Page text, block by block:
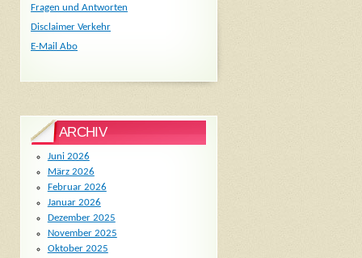
Fragen und Antworten
Disclaimer Verkehr
E-Mail Abo
ARCHIV
Juni 2026
März 2026
Februar 2026
Januar 2026
Dezember 2025
November 2025
Oktober 2025